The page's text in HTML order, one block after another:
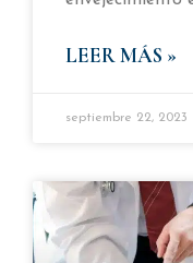
LEER MÁS »
septiembre 22, 2023